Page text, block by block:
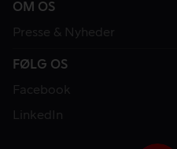
OM OS
Presse & Nyheder
FØLG OS
Facebook
LinkedIn